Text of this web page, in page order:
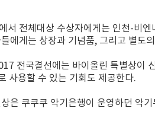
서 전체대상 수상자에게는 인천-비
에게는 상장과 기념품, 그리고 별도
전국결선에는 바이올린 특별상이
사용할 수 있는 기회도 제공한다.
은 쿠쿠쿠 악기은행이 운영하던 악